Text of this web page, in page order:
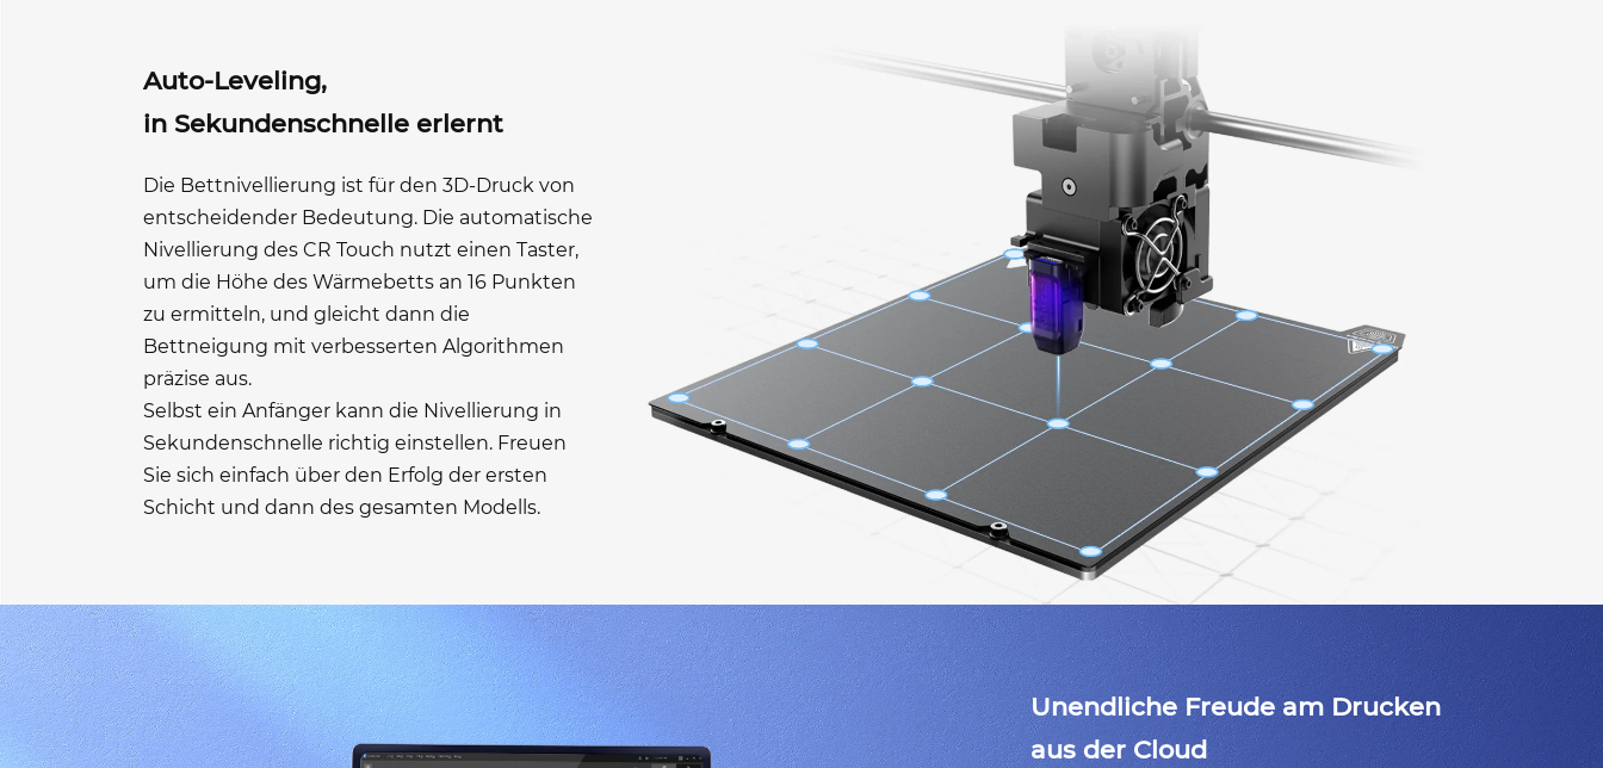
Auto-Leveling,
in Sekundenschnelle erlernt
Die Bettnivellierung ist für den 3D-Druck von
entscheidender Bedeutung. Die automatische
Nivellierung des CR Touch nutzt einen Taster,
um die Höhe des Wärmebetts an 16 Punkten
zu ermitteln, und gleicht dann die
Bettneigung mit verbesserten Algorithmen
präzise aus.
Selbst ein Anfänger kann die Nivellierung in
Sekundenschnelle richtig einstellen. Freuen
Sie sich einfach über den Erfolg der ersten
Schicht und dann des gesamten Modells.
Unendliche Freude am Drucken
aus der Cloud